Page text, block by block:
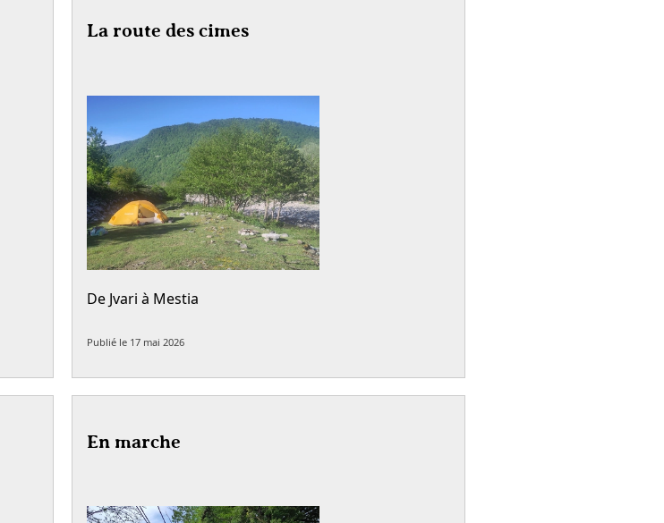
La route des cimes
De Jvari à Mestia
Publié le 17 mai 2026
En marche